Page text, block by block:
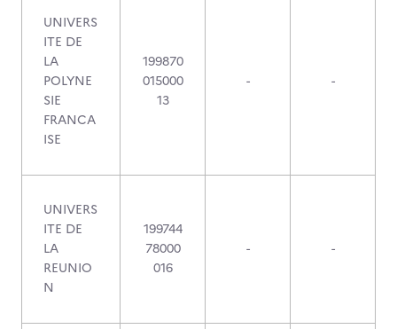
UNIVERS
ITE DE
LA
POLYNE
SIE
FRANCA
ISE
199870
015000
13
- -
UNIVERS
ITE DE
LA
REUNIO
N
199744
78000
016
- -